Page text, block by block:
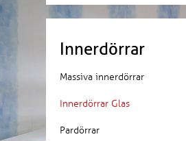
Innerdörrar
Massiva innerdörrar
Innerdörrar Glas
Pardörrar